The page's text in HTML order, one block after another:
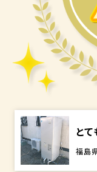
と
福島